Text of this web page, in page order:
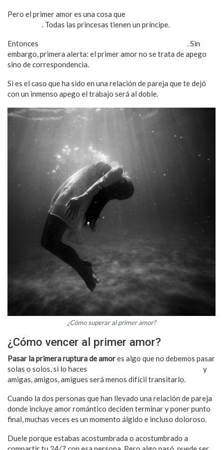
Pero el primer amor es una cosa que
. Todas las princesas tienen un príncipe.
Entonces
. Sin
embargo, primera alerta: el primer amor no se trata de apego
sino de correspondencia.
Si es el caso que ha sido en una relación de pareja que te dejó
con un inmenso apego el trabajo será al doble.
¿Cómo superar al primer amor?
¿Cómo vencer al primer amor?
Pasar la primera ruptura de amores algo que no debemos pasar
solas o solos, si lo haces
y
amigas, amigos, amigues será menos difícil transitarlo.
Cuando la dos personas que han llevado una relación de pareja
donde incluye amor romántico deciden terminar y poner punto
final, muchas veces es un momento álgido e incluso doloroso.
Duele porque estabas acostumbrada o acostumbrado a